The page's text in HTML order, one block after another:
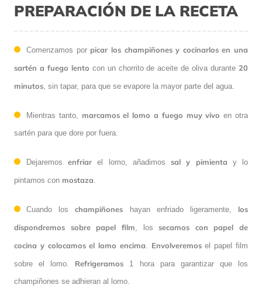
PREPARACIÓN DE LA RECETA
Comenzamos por picar los champiñones y cocinarlos en una
sartén a fuego lento con un chorrito de aceite de oliva durante 20
minutos , sin tapar, para que se evapore la mayor parte del agua.
Mientras tanto, marcamos el lomo a fuego muy vivo en otra
sartén para que dore por fuera.
Dejaremosenfriar el lomo, añadimossal y pimienta y lo
pintamos con mostaza
Cuando loschampiñones hayan enfriado ligeramente, los
dispondremos sobre papel film , lossecamos con papel de
cocina y colocamos el lomo encima Envolveremosel papel film
sobre el lomo. Refrigeramos 1 hora para garantizar que los
champiñones se adhieran al lomo.